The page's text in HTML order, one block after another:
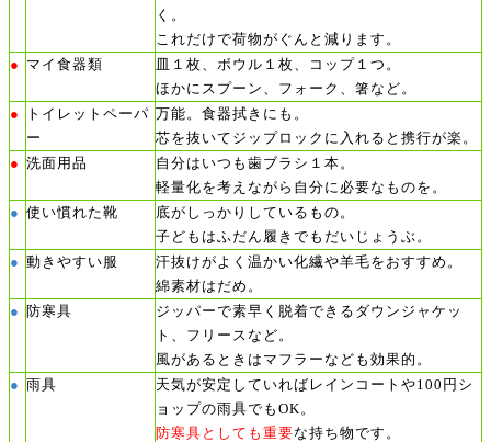
く。
これだけで荷物がぐんと減ります。
●
マイ食器類
皿１枚、ボウル１枚、コップ１つ。
ほかにスプーン、フォーク、箸など。
●
トイレットペーパ
ー
万能。食器拭きにも。
芯を抜いてジップロックに入れると携行が楽。
● 洗面用品
自分はいつも歯ブラシ１本。
軽量化を考えながら自分に必要なものを。
● 使い慣れた靴
底がしっかりしているもの。
子どもはふだん履きでもだいじょうぶ。
● 動きやすい服
汗抜けがよく温かい化繊や羊毛をおすすめ。
綿素材はだめ。
●
防寒具
ジッパーで素早く脱着できるダウンジャケッ
ト、フリースなど。
風があるときはマフラーなども効果的。
●
雨具
天気が安定していればレインコートや100円シ
ョップの雨具でもOK。
防寒具としても重要な持ち物です。